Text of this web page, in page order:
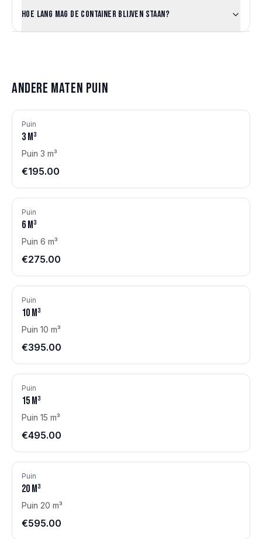
Hoe lang mag de container blijven staan?
Andere maten Puin
Puin
3 m³
Puin 3 m³
€195.00
Puin
6 m³
Puin 6 m³
€275.00
Puin
10 m³
Puin 10 m³
€395.00
Puin
15 m³
Puin 15 m³
€495.00
Puin
20 m³
Puin 20 m³
€595.00